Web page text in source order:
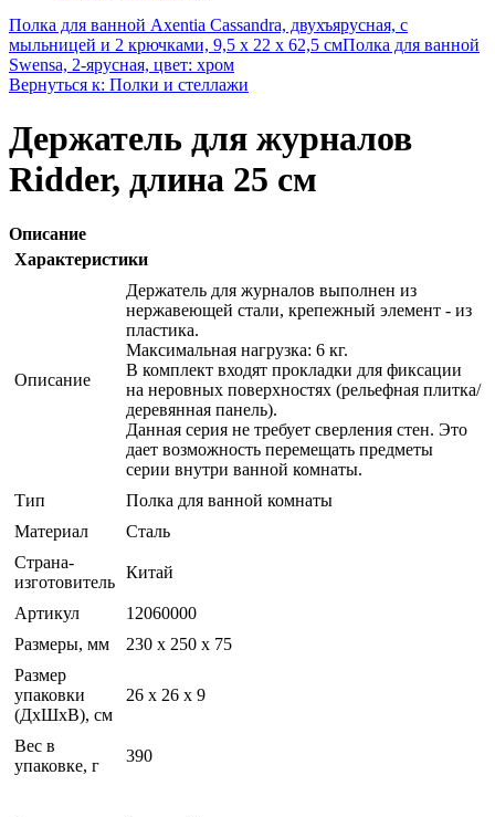
Полка для ванной Axentia Cassandra, двухъярусная, с
мыльницей и 2 крючками, 9,5 х 22 х 62,5 смПолка для ванной
Swensa, 2-ярусная, цвет: хром
Вернуться к: Полки и стеллажи
Держатель для журналов
Ridder, длина 25 см
Описание
Характеристики
Описание
Держатель для журналов выполнен из
нержавеющей стали, крепежный элемент - из
пластика.
Максимальная нагрузка: 6 кг.
В комплект входят прокладки для фиксации
на неровных поверхностях (рельефная плитка/
деревянная панель).
Данная серия не требует сверления стен. Это
дает возможность перемещать предметы
серии внутри ванной комнаты.
Тип
Полка для ванной комнаты
Материал
Сталь
Страна-
изготовитель
Китай
Артикул
12060000
Размеры, мм
230 х 250 х 75
Размер
упаковки
(ДхШхВ), см
26 x 26 x 9
Вес в
упаковке, г
390